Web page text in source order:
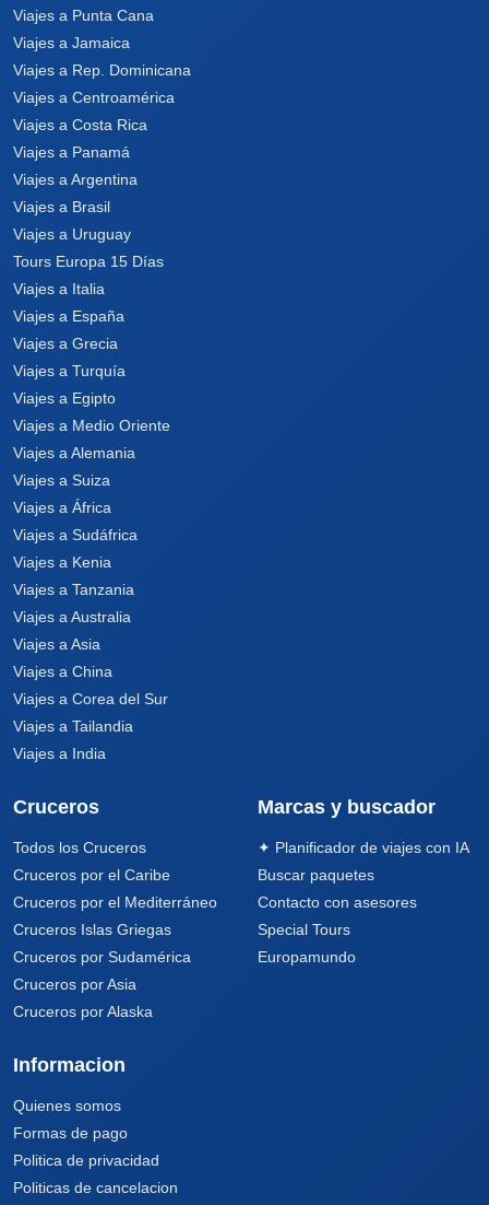
Viajes a Punta Cana
Viajes a Jamaica
Viajes a Rep. Dominicana
Viajes a Centroamérica
Viajes a Costa Rica
Viajes a Panamá
Viajes a Argentina
Viajes a Brasil
Viajes a Uruguay
Tours Europa 15 Días
Viajes a Italia
Viajes a España
Viajes a Grecia
Viajes a Turquía
Viajes a Egipto
Viajes a Medio Oriente
Viajes a Alemania
Viajes a Suiza
Viajes a África
Viajes a Sudáfrica
Viajes a Kenia
Viajes a Tanzania
Viajes a Australia
Viajes a Asia
Viajes a China
Viajes a Corea del Sur
Viajes a Tailandia
Viajes a India
Cruceros
Todos los Cruceros
Cruceros por el Caribe
Cruceros por el Mediterráneo
Cruceros Islas Griegas
Cruceros por Sudamérica
Cruceros por Asia
Cruceros por Alaska
Marcas y buscador
✦ Planificador de viajes con IA
Buscar paquetes
Contacto con asesores
Special Tours
Europamundo
Informacion
Quienes somos
Formas de pago
Politica de privacidad
Politicas de cancelacion